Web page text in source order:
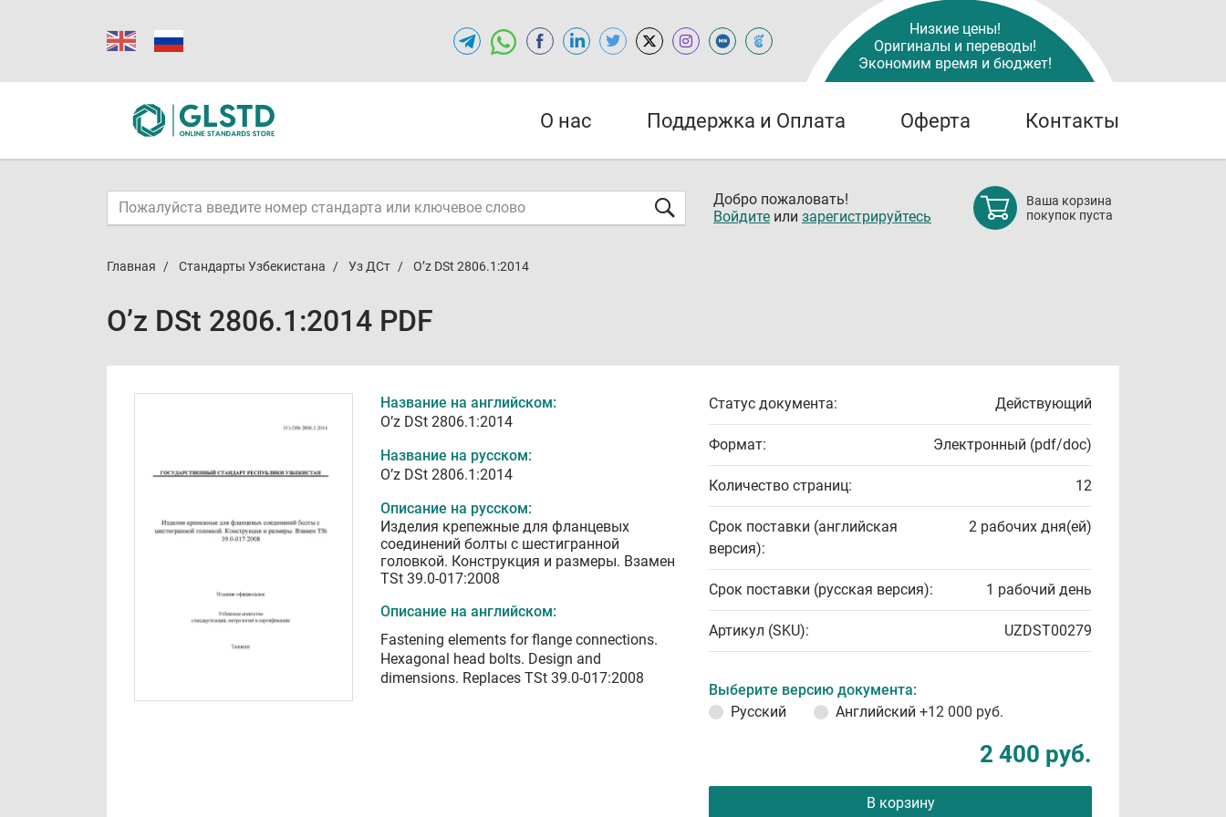
Низкие цены!
Оригиналы и переводы!
Экономим время и бюджет!
О нас Поддержка и Оплата Оферта Контакты
Добро пожаловать!
Войдите или зарегистрируйтесь
Ваша корзина
покупок пуста
Главная Стандарты Узбекистана Уз ДСт O’z DSt 2806.1:2014
O’z DSt 2806.1:2014 PDF
Название на английском:
O’z DSt 2806.1:2014
Название на русском:
O’z DSt 2806.1:2014
Описание на русском:
Изделия крепежные для фланцевых
соединений болты с шестигранной
головкой. Конструкция и размеры. Взамен
TSt 39.0-017:2008
Описание на английском:
Fastening elements for flange connections.
Hexagonal head bolts. Design and
dimensions. Replaces TSt 39.0-017:2008
Статус документа: Действующий
Формат: Электронный (pdf/doc)
Количество страниц: 12
Срок поставки (английская
версия):
2 рабочих дня(ей)
Срок поставки (русская версия): 1 рабочий день
Артикул (SKU): UZDST00279
Выберите версию документа:
Русский
Английский +12 000 руб.
2 400 руб.
В корзину